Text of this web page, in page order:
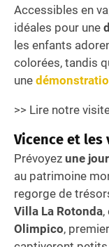
Accessibles en
idéales pour une
les enfants
colorées, tandis
une
>> Lire notre
Vicence et les
Prévoyez une
au patrimoine
regorge de
Villa La Rotonda,
Olimpico,